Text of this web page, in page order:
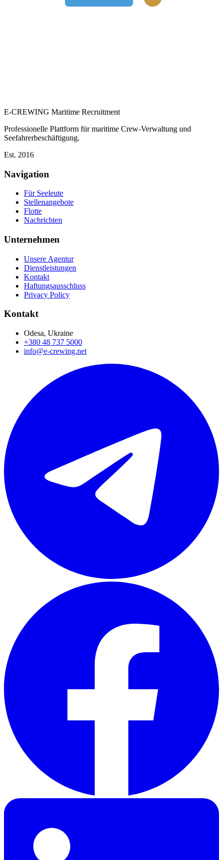
E-CREWING Maritime Recruitment
Professionelle Plattform für maritime Crew-Verwaltung und
Seefahrerbeschäftigung.
Est. 2016
Navigation
Für Seeleute
Stellenangebote
Flotte
Nachrichten
Unternehmen
Unsere Agentur
Dienstleistungen
Kontakt
Haftungsausschluss
Privacy Policy
Kontakt
Odesa, Ukraine
+380 48 737 5000
info@e-crewing.net